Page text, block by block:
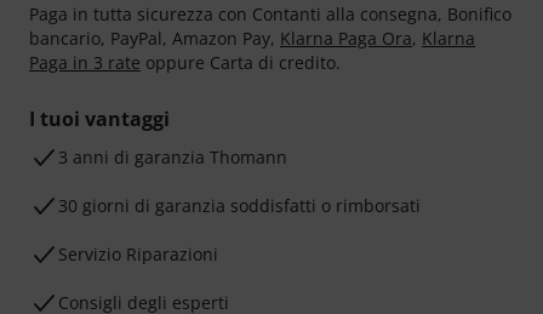
Paga in tutta sicurezza con Contanti alla consegna, Bonifico
bancario, PayPal, Amazon Pay, Klarna Paga Ora, Klarna
Paga in 3 rate oppure Carta di credito.
I tuoi vantaggi
3 anni di garanzia Thomann
30 giorni di garanzia soddisfatti o rimborsati
Servizio Riparazioni
Consigli degli esperti